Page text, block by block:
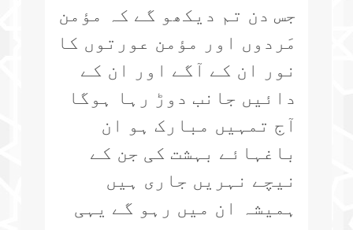
جس دن تم دیکھو گے کہ مؤمن
مَردوں اور مؤمن عورتوں کا
نور ان کے آگے اور ان کے
دائیں جانب دوڑ رہا ہوگا
آج تمہیں مبارک ہو ان
باغہائے بہشت کی جن کے
نیچے نہریں جاری ہیں
ہمیشہ ان میں رہو گے یہی